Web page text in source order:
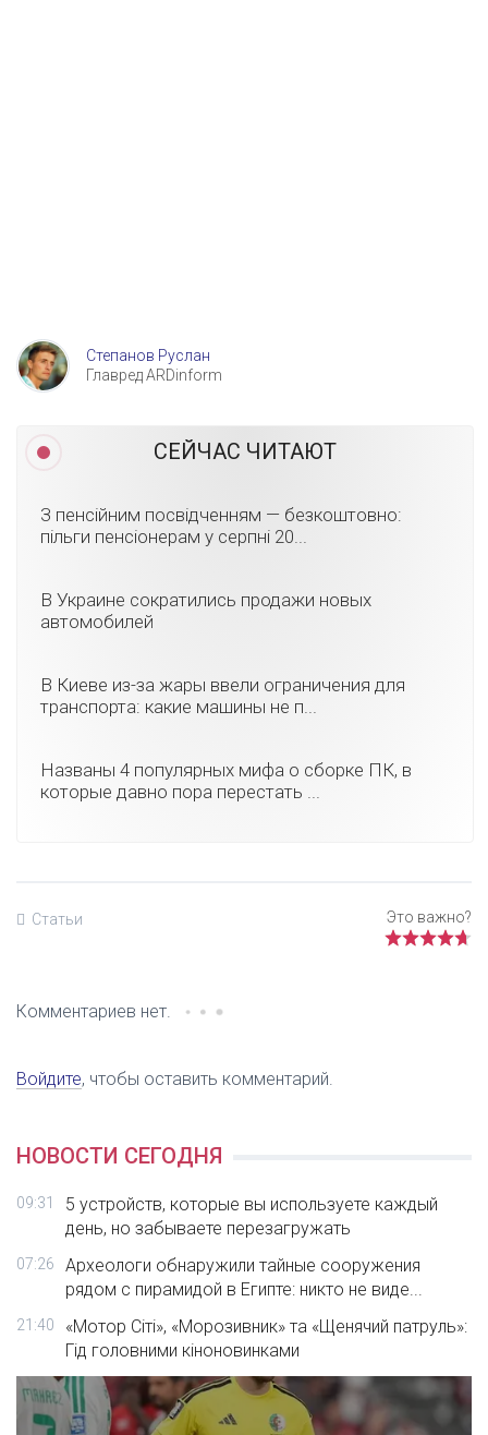
Степанов Руслан
Главред ARDinform
СЕЙЧАС ЧИТАЮТ
З пенсійним посвідченням — безкоштовно:
пільги пенсіонерам у серпні 20...
В Украине сократились продажи новых
автомобилей
В Киеве из-за жары ввели ограничения для
транспорта: какие машины не п...
Названы 4 популярных мифа о сборке ПК, в
которые давно пора перестать ...
Статьи
Комментариев нет.
Войдите, чтобы оставить комментарий.
НОВОСТИ СЕГОДНЯ
09:31
5 устройств, которые вы используете каждый
день, но забываете перезагружать
07:26
Археологи обнаружили тайные сооружения
рядом с пирамидой в Египте: никто не виде...
21:40
«Мотор Сіті», «Морозивник» та «Щенячий патруль»:
Гід головними кіноновинками